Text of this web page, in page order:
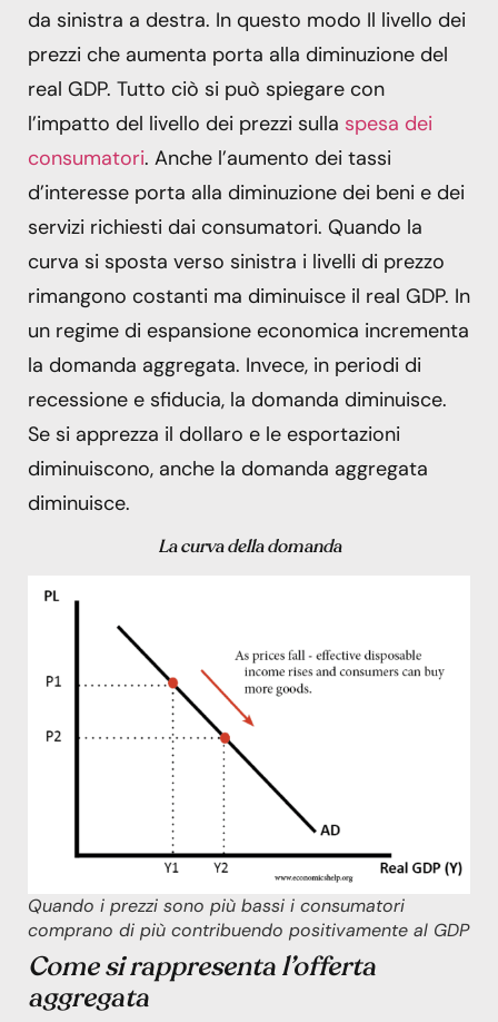
da sinistra a destra. In questo modo Il livello dei
prezzi che aumenta porta alla diminuzione del
real GDP. Tutto ciò si può spiegare con
l’impatto del livello dei prezzi sulla spesa dei
consumatori. Anche l’aumento dei tassi
d’interesse porta alla diminuzione dei beni e dei
servizi richiesti dai consumatori. Quando la
curva si sposta verso sinistra i livelli di prezzo
rimangono costanti ma diminuisce il real GDP. In
un regime di espansione economica incrementa
la domanda aggregata. Invece, in periodi di
recessione e sfiducia, la domanda diminuisce.
Se si apprezza il dollaro e le esportazioni
diminuiscono, anche la domanda aggregata
diminuisce.
La curva della domanda
Quando i prezzi sono più bassi i consumatori
comprano di più contribuendo positivamente al GDP
Come si rappresenta l’offerta
aggregata